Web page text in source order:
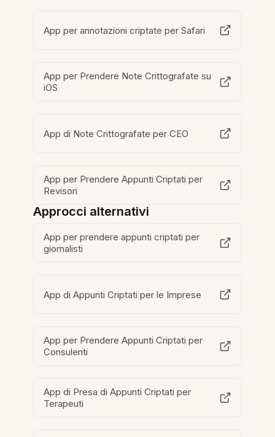
App per annotazioni criptate per Safari
App per Prendere Note Crittografate su
iOS
App di Note Crittografate per CEO
App per Prendere Appunti Criptati per
Revisori
Approcci alternativi
App per prendere appunti criptati per
giornalisti
App di Appunti Criptati per le Imprese
App per Prendere Appunti Criptati per
Consulenti
App di Presa di Appunti Criptati per
Terapeuti